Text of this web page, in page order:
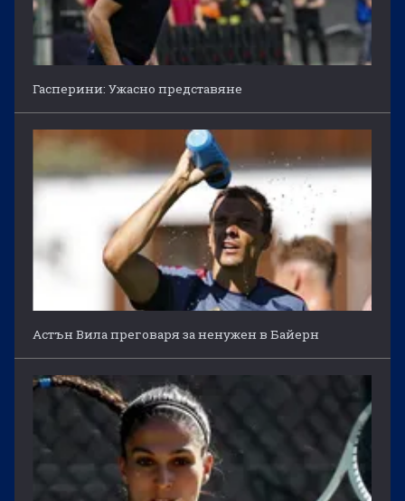
Гасперини: Ужасно представяне
Астън Вила преговаря за ненужен в Байерн